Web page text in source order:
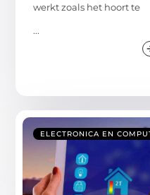
werkt zoals het hoort te
...
ELECTRONICA EN